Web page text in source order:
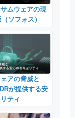
ムウェアの現
ソフォス）
アの脅威と
が提供する安
ティ